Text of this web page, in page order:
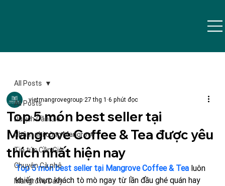
All Posts
Du lịch Cần Giờ
Nhâm nhi cùng Mangrove
Tin tức Cần Giờ
Chuyện Cà phê
Mangrove Daily
All Posts
Top 5 món best seller tại
Mangrove Coffee & Tea được yêu
thích nhất hiện nay
vietmangrovegroup 27 thg 1 6 phút đọc
Top 5 món best seller tại Mangrove Coffee & Tea luôn
khiến thực khách tò mò ngay từ lần đầu ghé quán hay